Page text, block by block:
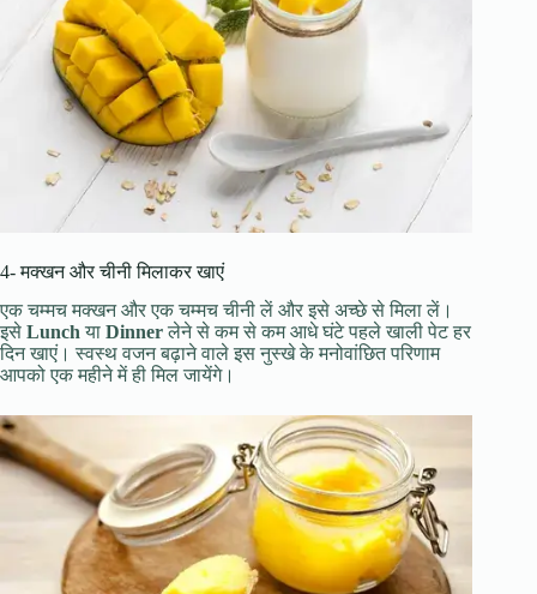
4- मक्खन और चीनी मिलाकर खाएं
एक चम्मच मक्खन और एक चम्मच चीनी लें और इसे अच्छे से मिला लें।
इसे Lunchया Dinnerलेने से कम से कम आधे घंटे पहले खाली पेट हर
दिन खाएं। स्वस्थ वजन बढ़ाने वाले इस नुस्खे के मनोवांछित परिणाम
आपको एक महीने में ही मिल जायेंगे।